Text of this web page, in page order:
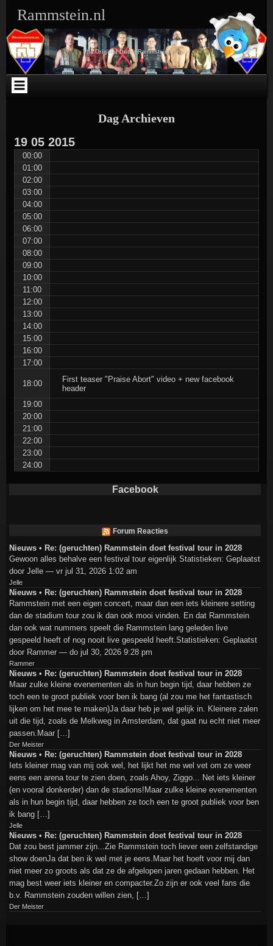
inhoud
WEBLIZAR_FACEBOOK_LIKEBOX-
Rammstein.nl
The Original Dutch Rammstein Fansite
Dag Archieven
19 05 2015
00:00
01:00
02:00
03:00
04:00
05:00
06:00
07:00
08:00
09:00
10:00
11:00
12:00
13:00
14:00
15:00
16:00
17:00
18:00
First teaser "Praise Abort" video + new facebook
header
19:00
20:00
21:00
22:00
23:00
24:00
Facebook
Forum Reacties
Nieuws • Re: (geruchten) Rammstein doet festival tour in 2028
Gewoon alles behalve een festival tour eigenlijk Statistieken: Geplaatst
door Jelle — vr jul 31, 2026 1:02 am
Jelle
Nieuws • Re: (geruchten) Rammstein doet festival tour in 2028
Rammstein met een eigen concert, maar dan een iets kleinere setting
dan de stadium tour zou ik dan ook mooi vinden. En dat Rammstein
dan ook wat nummers speelt die Rammstein lang geleden live
gespeeld heeft of nog nooit live gespeeld heeft.Statistieken: Geplaatst
door Rammer — do jul 30, 2026 9:28 pm
Rammer
Nieuws • Re: (geruchten) Rammstein doet festival tour in 2028
Maar zulke kleine evenementen als in hun begin tijd, daar hebben ze
toch een te groot publiek voor ben ik bang (al zou me het fantastisch
lijken om het mee te maken)Ja daar heb je wel gelijk in. Kleinere zalen
uit die tijd, zoals de Melkweg in Amsterdam, dat gaat nu echt niet meer
passen.Maar […]
Der Meister
Nieuws • Re: (geruchten) Rammstein doet festival tour in 2028
Iets kleiner mag van mij ook wel, het lijkt het me wel vet om ze weer
eens een arena tour te zien doen, zoals Ahoy, Ziggo... Net iets kleiner
(en vooral donkerder) dan de stadions!Maar zulke kleine evenementen
als in hun begin tijd, daar hebben ze toch een te groot publiek voor ben
ik bang […]
Jelle
Nieuws • Re: (geruchten) Rammstein doet festival tour in 2028
Dat zou best jammer zijn...Zie Rammstein toch liever een zelfstandige
show doenJa dat ben ik wel met je eens.Maar het hoeft voor mij dan
niet meer zo groots als dat ze de afgelopen jaren gedaan hebben. Het
mag best weer iets kleiner en compacter.Zo zijn er ook veel fans die
b.v. Rammstein zouden willen zien, […]
Der Meister